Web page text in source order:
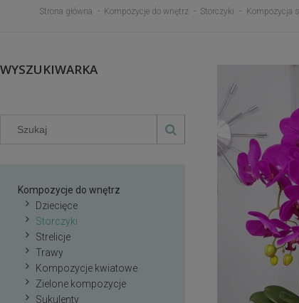
Strona główna Kompozycje do wnętrz Storczyki Kompozycja
WYSZUKIWARKA
Kompozycje do wnętrz
Dziecięce
Storczyki
Strelicje
Trawy
Kompozycje kwiatowe
Zielone kompozycje
Sukulenty